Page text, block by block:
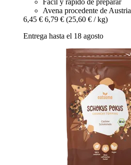
Fácil y rápido de preparar
Avena procedente de Austria
6,45 € 6,79 € (25,60 € / kg)
Entrega hasta el 18 agosto